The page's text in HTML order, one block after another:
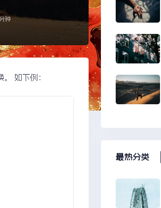
钟
如下例：
最热分类